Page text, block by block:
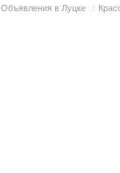
Объявления в Луцке /